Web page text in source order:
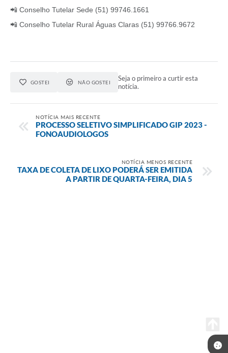
📲 Conselho Tutelar Sede (51) 99746.1661
📲 Conselho Tutelar Rural Águas Claras (51) 99766.9672
GOSTEI NÃO GOSTEI
Seja o primeiro a curtir esta
notícia.
NOTÍCIA MAIS RECENTE
PROCESSO SELETIVO SIMPLIFICADO GIP 2023 -
FONOAUDIOLOGOS
NOTÍCIA MENOS RECENTE
TAXA DE COLETA DE LIXO PODERÁ SER EMITIDA
A PARTIR DE QUARTA-FEIRA, DIA 5